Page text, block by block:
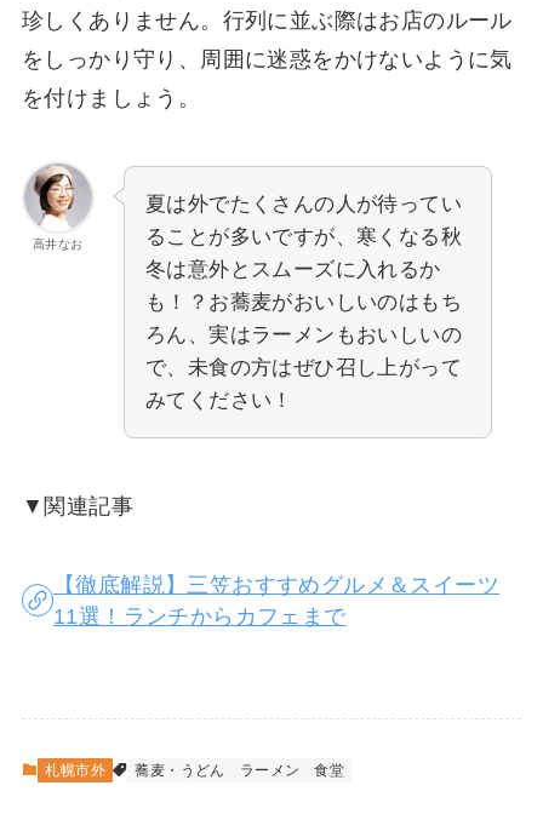
珍しくありません。行列に並ぶ際はお店のルール
をしっかり守り、周囲に迷惑をかけないように気
を付けましょう。
高井なお
夏は外でたくさんの人が待ってい
ることが多いですが、寒くなる秋
冬は意外とスムーズに入れるか
も！？お蕎麦がおいしいのはもち
ろん、実はラーメンもおいしいの
で、未食の方はぜひ召し上がって
みてください！
▼関連記事
【徹底解説】三笠おすすめグルメ＆スイーツ
11選！ランチからカフェまで
札幌市外 蕎麦・うどん ラーメン 食堂